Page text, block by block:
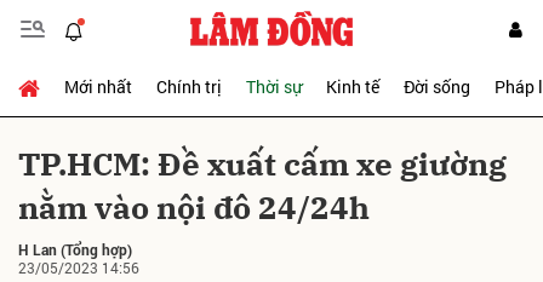
Mới nhất Chính trị Thời sự Kinh tế Đời sống Pháp
TP.HCM: Đề xuất cấm xe giường
nằm vào nội đô 24/24h
H Lan(Tổng hợp)
23/05/2023 14:56
Gửi bình luận